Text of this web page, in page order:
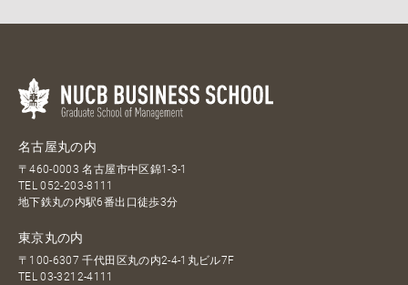
名古屋丸の内
〒460-0003 名古屋市中区錦1-3-1
TEL052-203-8111
地下鉄丸の内駅6番出口徒歩3分
東京丸の内
〒100-6307 千代田区丸の内2-4-1丸ビル7F
TEL03-3212-4111